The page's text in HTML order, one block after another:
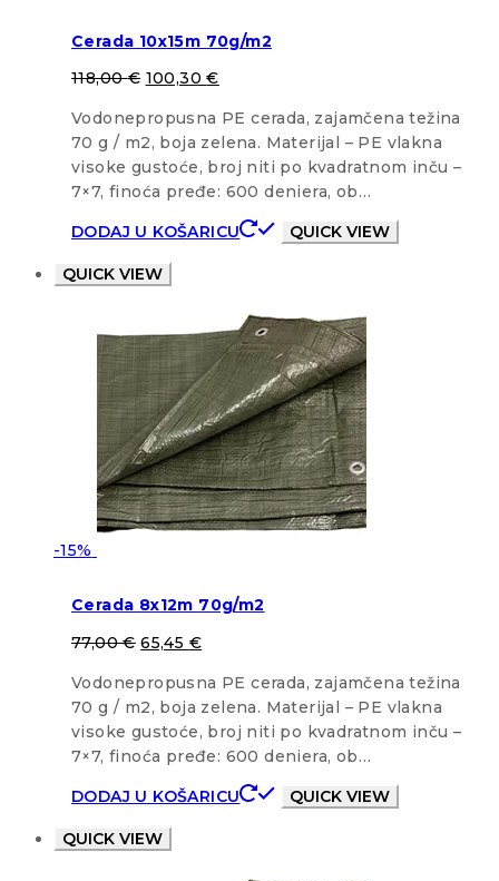
Cerada 10x15m 70g/m2
118,00€ 100,30€
Vodonepropusna PE cerada, zajamčena težina
70 g / m2, boja zelena. Materijal – PE vlakna
visoke gustoće, broj niti po kvadratnom inču –
7×7, finoća pređe: 600 deniera, ob…
DODAJ U KOŠARICU
QUICK VIEW
QUICK VIEW
-15%
Cerada 8x12m 70g/m2
77,00€ 65,45 €
Vodonepropusna PE cerada, zajamčena težina
70 g / m2, boja zelena. Materijal – PE vlakna
visoke gustoće, broj niti po kvadratnom inču –
7×7, finoća pređe: 600 deniera, ob…
DODAJ U KOŠARICU
QUICK VIEW
QUICK VIEW